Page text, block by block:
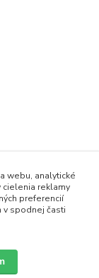
webu, analytické
cielenia reklamy
preferencií
v spodnej časti